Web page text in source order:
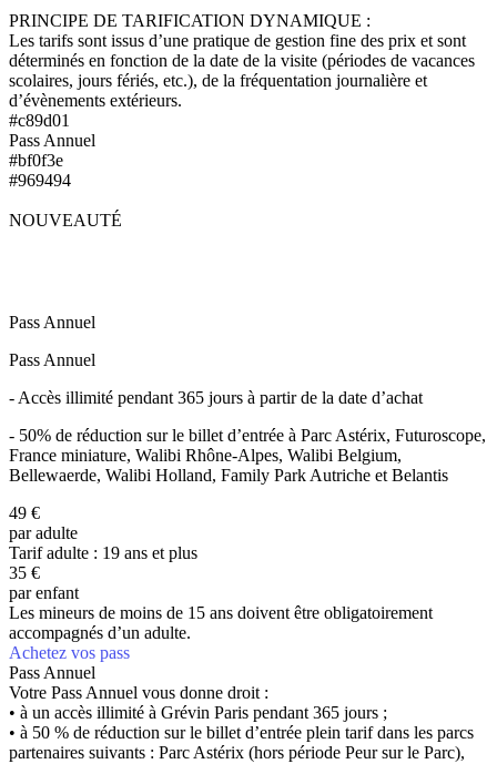
PRINCIPE DE TARIFICATION DYNAMIQUE :
Les tarifs sont issus d’une pratique de gestion fine des prix et sont
déterminés en fonction de la date de la visite (périodes de vacances
scolaires, jours fériés, etc.), de la fréquentation journalière et
d’évènements extérieurs.
#c89d01
Pass Annuel
#bf0f3e
#969494
NOUVEAUTÉ
Pass Annuel
Pass Annuel
- Accès illimité pendant 365 jours à partir de la date d’achat
- 50% de réduction sur le billet d’entrée à Parc Astérix, Futuroscope,
France miniature, Walibi Rhône-Alpes, Walibi Belgium,
Bellewaerde, Walibi Holland, Family Park Autriche et Belantis
49 €
par adulte
Tarif adulte : 19 ans et plus
35 €
par enfant
Les mineurs de moins de 15 ans doivent être obligatoirement
accompagnés d’un adulte.
Achetez vos pass
Pass Annuel
Votre Pass Annuel vous donne droit :
• à un accès illimité à Grévin Paris pendant 365 jours ;
• à 50 % de réduction sur le billet d’entrée plein tarif dans les parcs
partenaires suivants : Parc Astérix (hors période Peur sur le Parc),